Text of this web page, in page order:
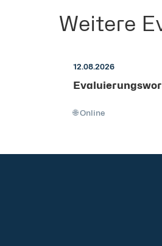
Weitere
12.08.2026
🌐 Online